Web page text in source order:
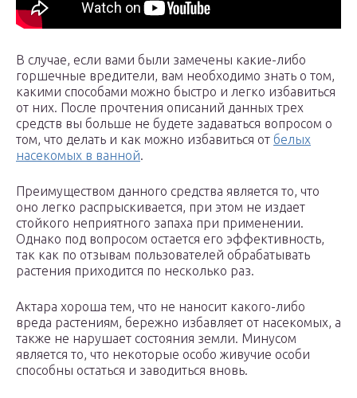
В случае, если вами были замечены какие-либо
горшечные вредители, вам необходимо знать о том,
какими способами можно быстро и легко избавиться
от них. После прочтения описаний данных трех
средств вы больше не будете задаваться вопросом о
том, что делать и как можно избавиться от белых
насекомых в ванной.
Преимуществом данного средства является то, что
оно легко распрыскивается, при этом не издает
стойкого неприятного запаха при применении.
Однако под вопросом остается его эффективность,
так как по отзывам пользователей обрабатывать
растения приходится по несколько раз.
Актара хороша тем, что не наносит какого-либо
вреда растениям, бережно избавляет от насекомых, а
также не нарушает состояния земли. Минусом
является то, что некоторые особо живучие особи
способны остаться и заводиться вновь.